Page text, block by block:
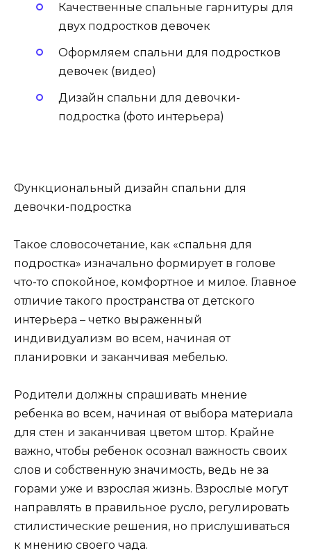
Качественные спальные гарнитуры для
двух подростков девочек
Оформляем спальни для подростков
девочек (видео)
Дизайн спальни для девочки-
подростка (фото интерьера)
Функциональный дизайн спальни для
девочки-подростка
Такое словосочетание, как «спальня для
подростка» изначально формирует в голове
что-то спокойное, комфортное и милое. Главное
отличие такого пространства от детского
интерьера – четко выраженный
индивидуализм во всем, начиная от
планировки и заканчивая мебелью.
Родители должны спрашивать мнение
ребенка во всем, начиная от выбора материала
для стен и заканчивая цветом штор. Крайне
важно, чтобы ребенок осознал важность своих
слов и собственную значимость, ведь не за
горами уже и взрослая жизнь. Взрослые могут
направлять в правильное русло, регулировать
стилистические решения, но прислушиваться
к мнению своего чада.